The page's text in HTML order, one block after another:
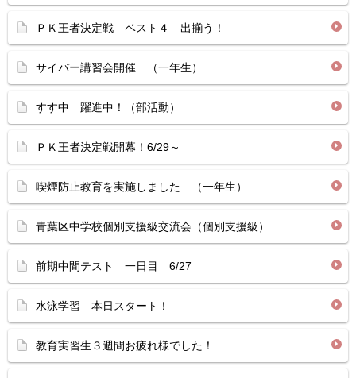
ＰＫ王者決定戦 ベスト４ 出揃う！
サイバー講習会開催 （一年生）
すす中 躍進中！（部活動）
ＰＫ王者決定戦開幕！6/29～
喫煙防止教育を実施しました （一年生）
青葉区中学校個別支援級交流会（個別支援級）
前期中間テスト 一日目 6/27
水泳学習 本日スタート！
教育実習生３週間お疲れ様でした！